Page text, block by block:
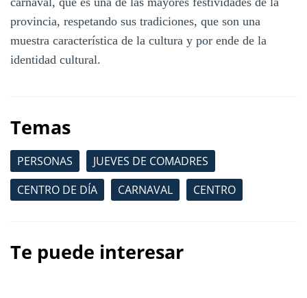
provincia, respetando sus tradiciones, que son una
muestra característica de la cultura y por ende de la
identidad cultural.
Temas
PERSONAS
JUEVES DE COMADRES
CENTRO DE DÍA
CARNAVAL CENTRO
Te puede interesar